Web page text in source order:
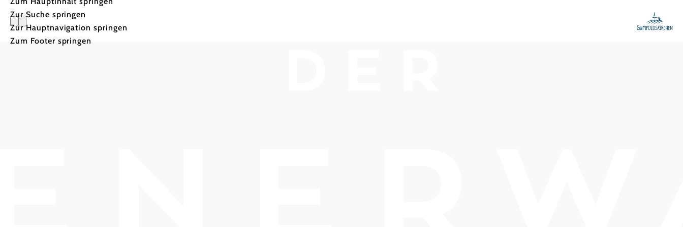
Zur Suche springen
Zur Hauptnavigation springen
Zum Footer springen